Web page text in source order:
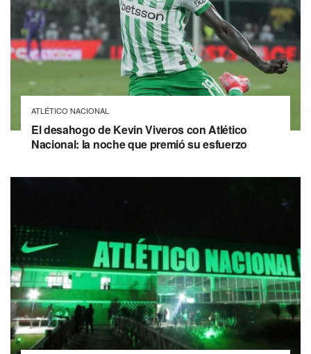
ATLÉTICO NACIONAL
El desahogo de Kevin Viveros con Atlético
Nacional: la noche que premió su esfuerzo